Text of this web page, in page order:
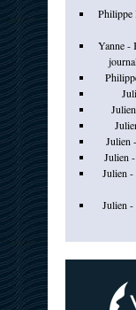
Philippe
Yanne -
Julien
Julien
Julien -
Julien -